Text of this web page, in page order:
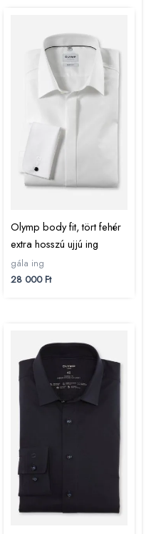
Olymp body fit, tört fehér
extra hosszú ujjú ing
gála ing
28 000Ft